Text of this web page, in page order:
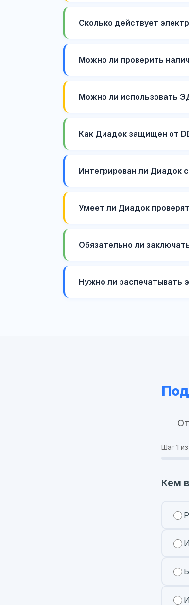
Сколько действует
Можно ли проверить
Можно ли использовать
Как Диадок защищен от
Интегрирован ли Диадок
Умеет ли Диадок
Обязательно ли
Нужно ли распечатывать
Шаг 1
Кем